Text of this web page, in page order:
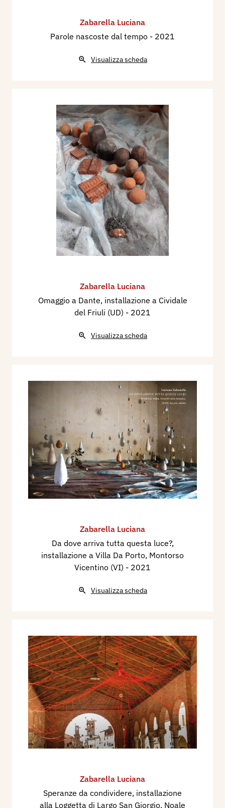
Zabarella Luciana
Parole nascoste dal tempo - 2021
Visualizza scheda
Zabarella Luciana
Omaggio a Dante, installazione a Cividale
del Friuli (UD) - 2021
Visualizza scheda
Zabarella Luciana
Da dove arriva tutta questa luce?,
installazione a Villa Da Porto, Montorso
Vicentino (VI) - 2021
Visualizza scheda
Zabarella Luciana
Speranze da condividere, installazione
alla Loggetta di Largo San Giorgio, Noale